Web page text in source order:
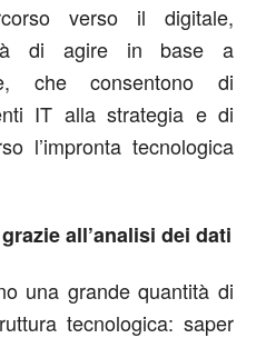
verso il digitale,
di agire in base a
che consentono di
IT alla strategia e di
l’impronta tecnologica
all’analisi dei dati
una grande quantità di
tecnologica: saper